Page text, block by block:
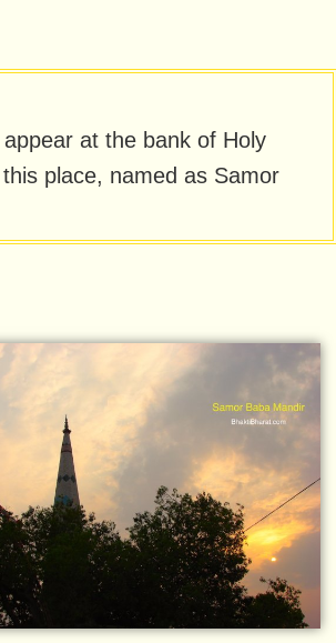
at the bank of Holy
place, named as Samor